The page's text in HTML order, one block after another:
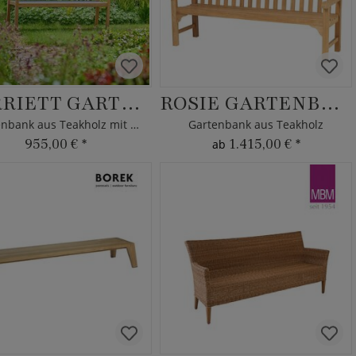
HARRIETT GARTENBANK
Gartenbank aus Teakholz mit Armlehnen
955,00 € *
ROSIE GARTENBANK
Gartenbank aus Teakholz
ab 1.415,00 € *